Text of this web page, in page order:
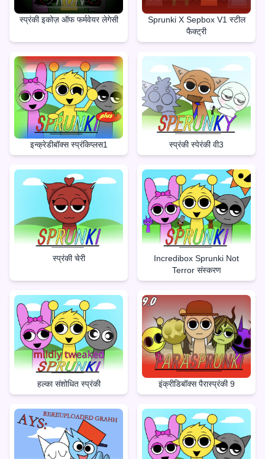
स्प्रंकी इकोज़ ऑफ फर्मवेयर लेगेसी
Sprunki X Sepbox V1 स्टील
फैक्ट्री
इन्क्रेडीबॉक्स स्प्रंकिप्लस1 स्प्रंकी स्पेरंकी वी3
स्प्रंकी चेरी
Incredibox Sprunki Not
Terror संस्करण
हल्का संशोधित स्प्रंकी इंक्रीडिबॉक्स पैरास्प्रंकी 9